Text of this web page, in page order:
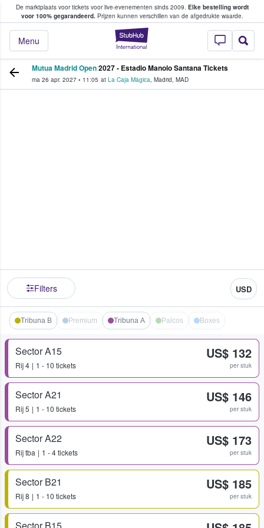
De marktplaats voor tickets voor live-evenementen sinds 2009. Elke bestelling wordt
voor 100% gegarandeerd.Prijzen kunnen verschillen van de afgedrukte waarde.
StubHub: waar
Menu
tickets kopen en verkopen
Mutua Madrid Open2027 - Estadio Manolo Santana Tickets
ma 26 apr. 2027 • 11:05 at La Caja Mágica, Madrid, MAD
Filters USD
Tribuna B Premium Tribuna A Palcos Boxes
Sector A15
Rij4 1 - 10 tickets
US$ 132
per stuk
Sector A21
Rij5 1 - 10 tickets
US$ 146
per stuk
Sector A22
Rijtba 1 - 4 tickets
US$ 173
per stuk
Sector B21
Rij8 1 - 10 tickets
US$ 185
per stuk